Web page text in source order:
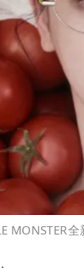
MONSTER